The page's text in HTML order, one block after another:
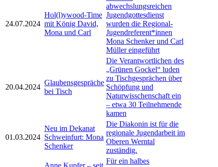
24.07.2024
Hol(l)ywood-Time
mit König David,
Mona und Carl
abwechslungsreichen
Jugendgottesdienst
wurden die Regional-
Jugendreferent*innen
Mona Schenker und Carl
Müller eingeführt
20.04.2024
Glaubensgespräche
bei Tisch
Die Verantwortlichen des
„Grünen Gockel“ luden
zu Tischgesprächen über
Schöpfung und
Naturwisschenschaft ein
– etwa 30 Teilnehmende
kamen
01.03.2024
Neu im Dekanat
Schweinfurt: Mona
Schenker
Die Diakonin ist für die
regionale Jugendarbeit im
Oberen Werntal
zuständig.
Anne Kupfer – seit
Für ein halbes